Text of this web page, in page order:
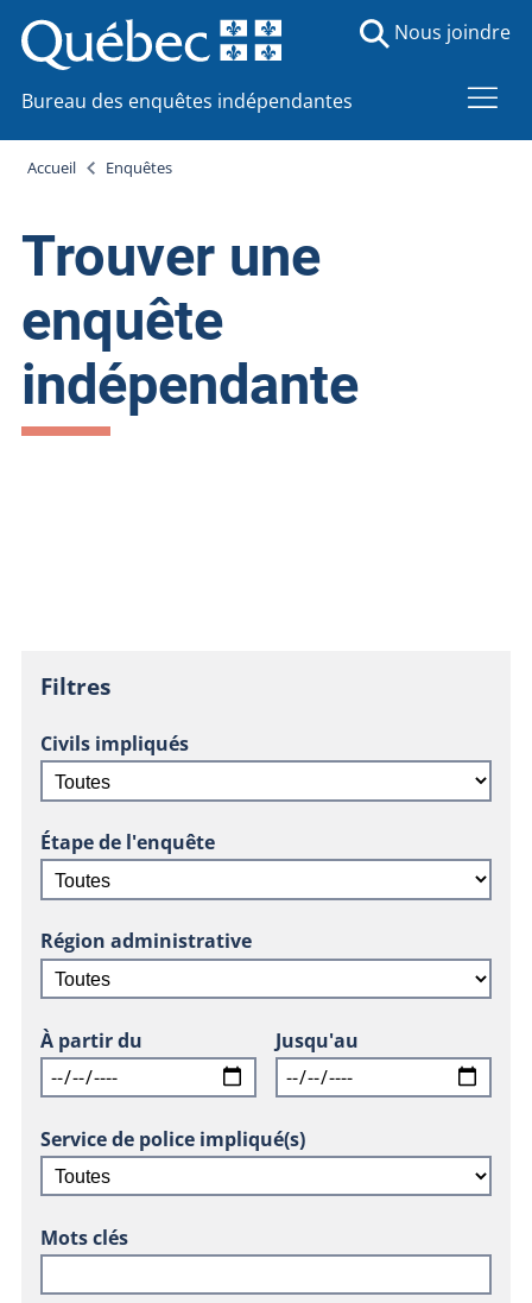
Bureau des enquêtes indépendantes
Nous joindre
Accueil Enquêtes
Trouver une
enquête
indépendante
Filtres
Civils impliqués
Étape de l'enquête
Région administrative
À partir du Jusqu'au
Service de police impliqué(s)
Mots clés